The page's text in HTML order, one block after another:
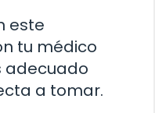
este
tu médico
adecuado
a tomar.